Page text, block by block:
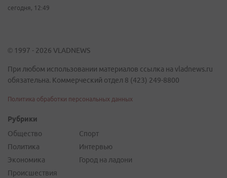
сегодня, 12:49
© 1997 - 2026 VLADNEWS
При любом использовании материалов ссылка на vladnews.ru
обязательна. Коммерческий отдел 8 (423) 249-8800
Политика обработки персональных данных
Рубрики
Общество
Политика
Экономика
Происшествия
Спорт
Интервью
Город на ладони